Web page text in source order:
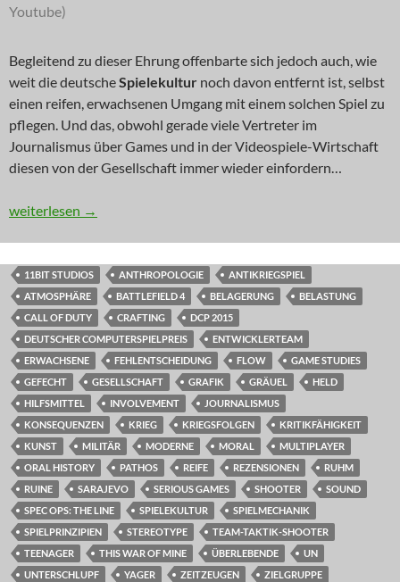
Youtube)
Begleitend zu dieser Ehrung offenbarte sich jedoch auch, wie
weit die deutscheSpielekultur noch davon entfernt ist, selbst
einen reifen, erwachsenen Umgang mit einem solchen Spiel zu
pflegen. Und das, obwohl gerade viele Vertreter im
Journalismus über Games und in der Videospiele-Wirtschaft
diesen von der Gesellschaft immer wieder einfordern…
INNOVATION: Nimm es ruhig persönlich
weiterlesen →
11BIT STUDIOS ANTHROPOLOGIE
ANTIKRIEGSPIEL
ATMOSPHÄRE
BATTLEFIELD 4 BELAGERUNG
BELASTUNG
CALL OF DUTY
CRAFTING
DCP 2015
DEUTSCHER COMPUTERSPIELPREIS
ENTWICKLERTEAM
ERWACHSENE
FEHLENTSCHEIDUNG FLOW
GAME STUDIES
GEFECHT
GESELLSCHAFT GRAFIK GRÄUEL
HELD
HILFSMITTEL
INVOLVEMENT
JOURNALISMUS
KONSEQUENZEN
KRIEG KRIEGSFOLGEN
KRITIKFÄHIGKEIT
KUNST
MILITÄR MODERNE MORAL
MULTIPLAYER
ORAL HISTORY
PATHOS REIFE REZENSIONEN
RUHM
RUINE
SARAJEVO SERIOUS GAMES SHOOTER
SOUND
SPEC OPS: THE LINE
SPIELEKULTUR
SPIELMECHANIK
SPIELPRINZIPIEN
STEREOTYPE
TEAM-TAKTIK-SHOOTER
TEENAGER
THIS WAR OF MINE ÜBERLEBENDE
UN
UNTERSCHLUPF
YAGER ZEITZEUGEN
ZIELGRUPPE